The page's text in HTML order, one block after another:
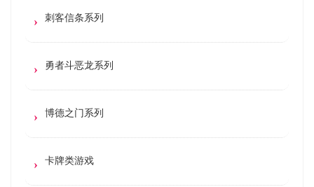
刺客信条系列
勇者斗恶龙系列
博德之门系列
卡牌类游戏